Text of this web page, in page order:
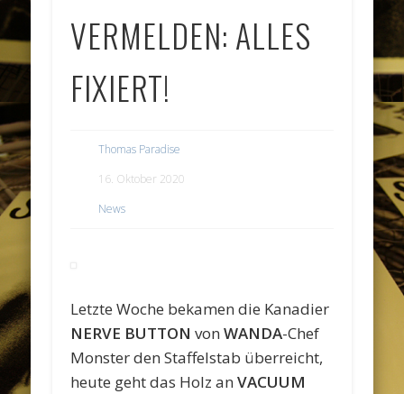
VERMELDEN: ALLES
FIXIERT!
Thomas Paradise
16. Oktober 2020
News
Letzte Woche bekamen die Kanadier
NERVE BUTTON vonWANDA-Chef
Monster den Staffelstab überreicht,
heute geht das Holz anVACUUM